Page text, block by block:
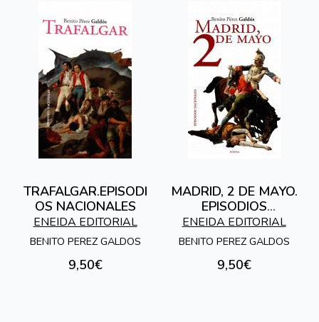
TRAFALGAR.EPISODI
OS NACIONALES
ENEIDA EDITORIAL
BENITO PEREZ GALDOS
9,50€
MADRID, 2 DE MAYO.
EPISODIOS
NACIONALES
ENEIDA EDITORIAL
BENITO PEREZ GALDOS
9,50€